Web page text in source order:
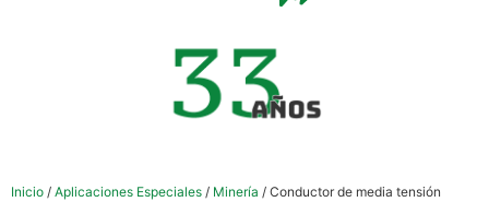
Inicio / Aplicaciones Especiales / Minería / Conductor de media tensión